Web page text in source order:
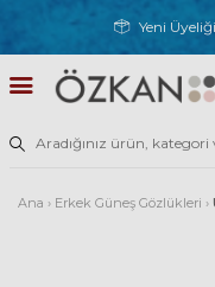
Yeni
Ana › Erkek Güneş Gözlükleri ›